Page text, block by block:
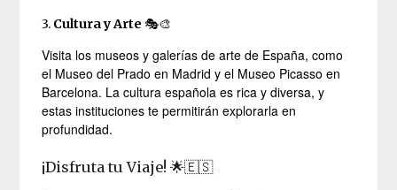
3. Cultura y Arte 🎭🎨
Visita los museos y galerías de arte de España, como
el Museo del Prado en Madrid y el Museo Picasso en
Barcelona. La cultura española es rica y diversa, y
estas instituciones te permitirán explorarla en
profundidad.
¡Disfruta tu Viaje! 🌟🇪🇸